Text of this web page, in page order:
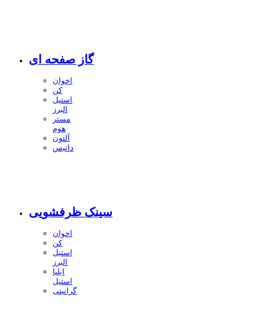
گاز صفحه ای
اخوان
کن
استیل
البرز
مستر
هوم
آلتون
داتیس
سینک ظرفشویی
اخوان
کن
استیل
البرز
ایلیا
استیل
گرانیتی